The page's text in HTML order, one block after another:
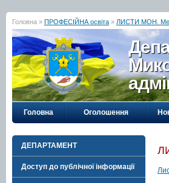
Головна » ПРОФЕСІЙНА освіта » ЛИСТИ МОН.
Головна Оголошення
ДЕПАРТАМЕНТ
Доступ до публічної інформації